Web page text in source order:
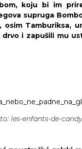
koju bi im
supruga
osim Tamburiksa,
i zapušili mu
les-enfants-de-